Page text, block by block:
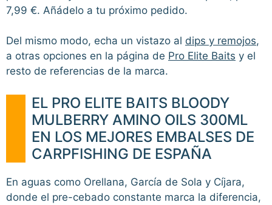
7,99 €. Añádelo a tu próximo pedido.
Del mismo modo, echa un vistazo al dips y remojos,
a otras opciones en la página de Pro Elite Baits y el
resto de referencias de la marca.
EL PRO ELITE BAITS BLOODY
MULBERRY AMINO OILS 300ML
EN LOS MEJORES EMBALSES DE
CARPFISHING DE ESPAÑA
En aguas como Orellana, García de Sola y Cíjara,
donde el pre-cebado constante marca la diferencia,